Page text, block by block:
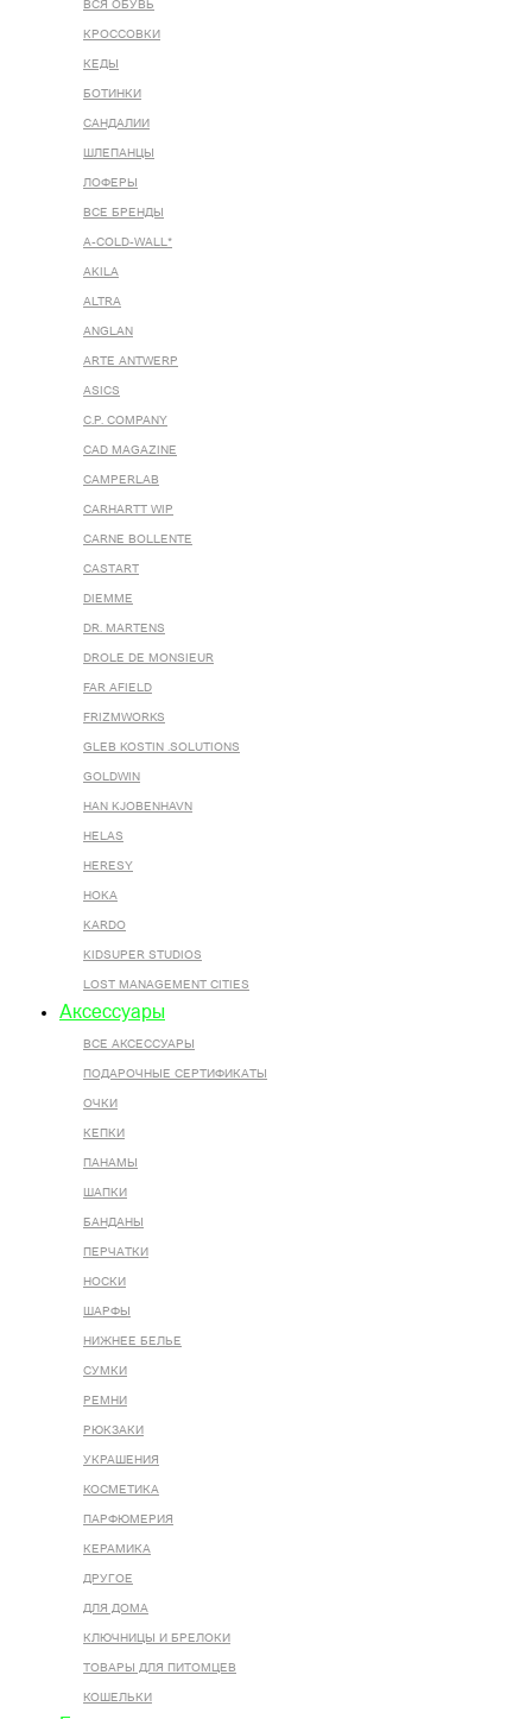
ВСЯ ОБУВЬ
КРОССОВКИ
КЕДЫ
БОТИНКИ
САНДАЛИИ
ШЛЕПАНЦЫ
ЛОФЕРЫ
ВСЕ БРЕНДЫ
A-COLD-WALL*
AKILA
ALTRA
ANGLAN
ARTE ANTWERP
ASICS
C.P. COMPANY
CAD MAGAZINE
CAMPERLAB
CARHARTT WIP
CARNE BOLLENTE
CASTART
DIEMME
DR. MARTENS
DROLE DE MONSIEUR
FAR AFIELD
FRIZMWORKS
GLEB KOSTIN .SOLUTIONS
GOLDWIN
HAN KJOBENHAVN
HELAS
HERESY
HOKA
KARDO
KIDSUPER STUDIOS
LOST MANAGEMENT CITIES
Аксессуары
ВСЕ AКСЕССУАРЫ
ПОДАРОЧНЫЕ СЕРТИФИКАТЫ
ОЧКИ
КЕПКИ
ПАНАМЫ
ШАПКИ
БАНДАНЫ
ПЕРЧАТКИ
НОСКИ
ШАРФЫ
НИЖНЕЕ БЕЛЬЕ
СУМКИ
РЕМНИ
РЮКЗАКИ
УКРАШЕНИЯ
КОСМЕТИКА
ПАРФЮМЕРИЯ
КЕРАМИКА
ДРУГОЕ
ДЛЯ ДОМА
КЛЮЧНИЦЫ И БРЕЛОКИ
ТОВАРЫ ДЛЯ ПИТОМЦЕВ
КОШЕЛЬКИ